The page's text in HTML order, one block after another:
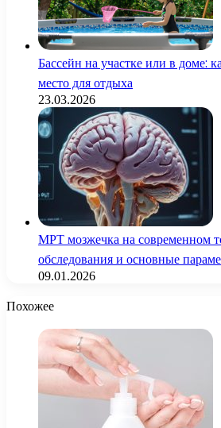
Бассейн на участке или в доме:
место для отдыха
23.03.2026
МРТ мозжечка на современном
обследования и основные
09.01.2026
Похожее